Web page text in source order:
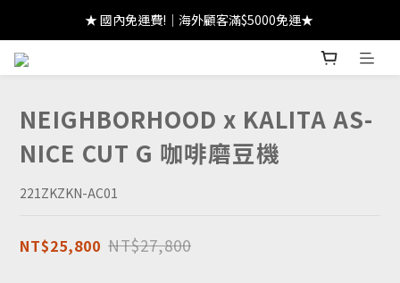
★ 註冊領 $300｜生日領 $300｜滿 $2000 折 $100 ★
★ 國內免運費!｜海外顧客滿$5000免運★
★ 註冊領 $300｜生日領 $300｜滿 $2000 折 $100 ★
NEIGHBORHOOD x KALITA AS-
NICE CUT G 咖啡磨豆機
221ZKZKN-AC01
NT$25,800 NT$27,800